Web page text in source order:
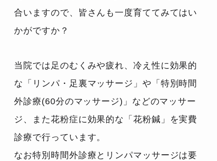
合いますので、皆さんも一度育ててみてはい
かがですか？
当院では足のむくみや疲れ、冷え性に効果的
な「リンパ・足裏マッサージ」や「特別時間
外診療(60分のマッサージ)」などのマッサー
ジ、また花粉症に効果的な「花粉鍼」を実費
診療で行っています。
なお特別時間外診療とリンパマッサージは要